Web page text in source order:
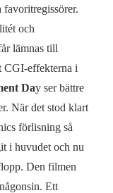
favoritregissörer.
och
lämnas till
CGI-effekterna i
Day ser bättre
När det stod klart
förlisning så
i huvudet och nu
Den filmen
Ett